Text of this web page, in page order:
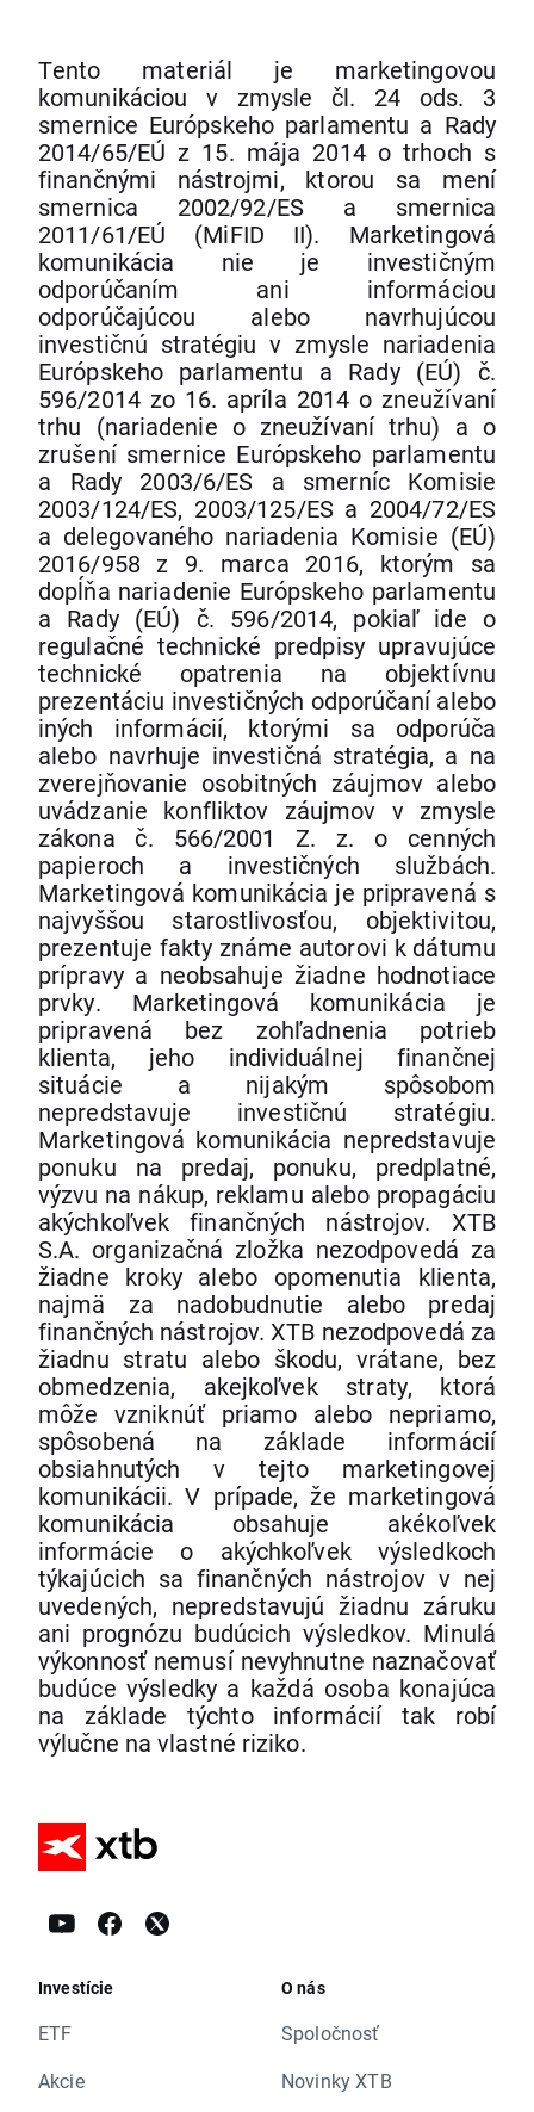
Tento materiál je marketingovou
komunikáciou v zmysle čl. 24 ods. 3
smernice Európskeho parlamentu a Rady
2014/65/EÚ z 15. mája 2014 o trhoch s
finančnými nástrojmi, ktorou sa mení
smernica 2002/92/ES a smernica
2011/61/EÚ (MiFID II). Marketingová
komunikácia nie je investičným
odporúčaním ani informáciou
odporúčajúcou alebo navrhujúcou
investičnú stratégiu v zmysle nariadenia
Európskeho parlamentu a Rady (EÚ) č.
596/2014 zo 16. apríla 2014 o zneužívaní
trhu (nariadenie o zneužívaní trhu) a o
zrušení smernice Európskeho parlamentu
a Rady 2003/6/ES a smerníc Komisie
2003/124/ES, 2003/125/ES a 2004/72/ES
a delegovaného nariadenia Komisie (EÚ)
2016/958 z 9. marca 2016, ktorým sa
dopĺňa nariadenie Európskeho parlamentu
a Rady (EÚ) č. 596/2014, pokiaľ ide o
regulačné technické predpisy upravujúce
technické opatrenia na objektívnu
prezentáciu investičných odporúčaní alebo
iných informácií, ktorými sa odporúča
alebo navrhuje investičná stratégia, a na
zverejňovanie osobitných záujmov alebo
uvádzanie konfliktov záujmov v zmysle
zákona č. 566/2001 Z. z. o cenných
papieroch a investičných službách.
Marketingová komunikácia je pripravená s
najvyššou starostlivosťou, objektivitou,
prezentuje fakty známe autorovi k dátumu
prípravy a neobsahuje žiadne hodnotiace
prvky. Marketingová komunikácia je
pripravená bez zohľadnenia potrieb
klienta, jeho individuálnej finančnej
situácie a nijakým spôsobom
nepredstavuje investičnú stratégiu.
Marketingová komunikácia nepredstavuje
ponuku na predaj, ponuku, predplatné,
výzvu na nákup, reklamu alebo propagáciu
akýchkoľvek finančných nástrojov. XTB
S.A. organizačná zložka nezodpovedá za
žiadne kroky alebo opomenutia klienta,
najmä za nadobudnutie alebo predaj
finančných nástrojov. XTB nezodpovedá za
žiadnu stratu alebo škodu, vrátane, bez
obmedzenia, akejkoľvek straty, ktorá
môže vzniknúť priamo alebo nepriamo,
spôsobená na základe informácií
obsiahnutých v tejto marketingovej
komunikácii. V prípade, že marketingová
komunikácia obsahuje akékoľvek
informácie o akýchkoľvek výsledkoch
týkajúcich sa finančných nástrojov v nej
uvedených, nepredstavujú žiadnu záruku
ani prognózu budúcich výsledkov. Minulá
výkonnosť nemusí nevyhnutne naznačovať
budúce výsledky a každá osoba konajúca
na základe týchto informácií tak robí
výlučne na vlastné riziko.
Investície
ETF
Akcie
O nás
Spoločnosť
Novinky XTB